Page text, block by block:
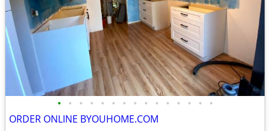
• • • • • • • • • • • • • • •
ORDER ONLINE BYOUHOME.COM